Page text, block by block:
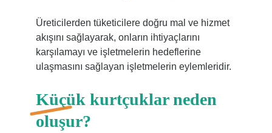
Üreticilerden tüketicilere doğru mal ve hizmet
akışını sağlayarak, onların ihtiyaçlarını
karşılamayı ve işletmelerin hedeflerine
ulaşmasını sağlayan işletmelerin eylemleridir.
Küçük kurtçuklar neden
oluşur?